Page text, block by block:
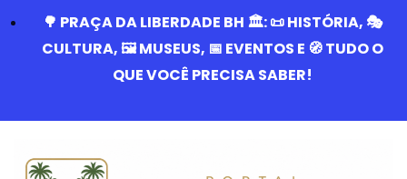
🌳 PRAÇA DA LIBERDADE BH 🏛️: 📜 HISTÓRIA, 🎭
CULTURA, 🖼️ MUSEUS, 📅 EVENTOS E 🧭 TUDO O
QUE VOCÊ PRECISA SABER!